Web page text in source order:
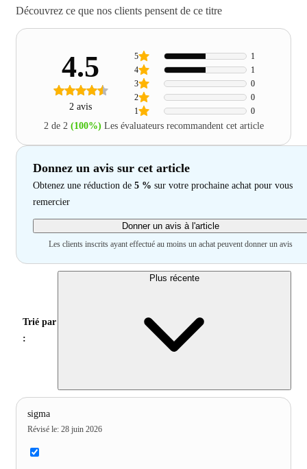
Découvrez ce que nos clients pensent de ce titre
4.5
2 avis 1 0
2 0
3 0
4 1
5 1
2 de 2 (100%) Les évaluateurs recommandent cet article
Donnez un avis sur cet article
Obtenez une réduction de 5 % sur votre prochaine achat pour vous
remercier
Donner un avis à l'article
Les clients inscrits ayant effectué au moins un achat peuvent donner un avis
Trié par
:
Plus récente
sigma
Révisé le: 28 juin 2026